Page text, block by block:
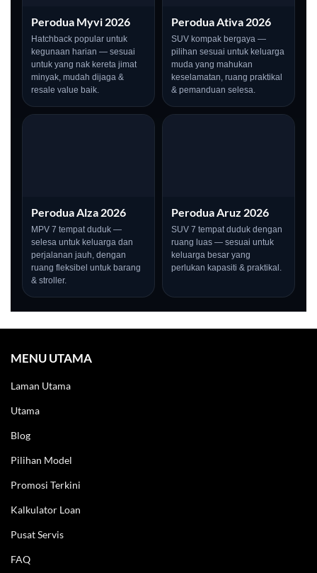
LIVE
Perodua Myvi 2026
Hatchback popular untuk
kegunaan harian — sesuai
untuk yang nak kereta jimat
minyak, mudah dijaga &
resale value baik.
Perodua Ativa 2026
SUV kompak bergaya —
pilihan sesuai untuk keluarga
muda yang mahukan
keselamatan, ruang praktikal
& pemanduan selesa.
Perodua Alza 2026
MPV 7 tempat duduk —
selesa untuk keluarga dan
perjalanan jauh, dengan
ruang fleksibel untuk barang
& stroller.
Perodua Aruz 2026
SUV 7 tempat duduk dengan
ruang luas — sesuai untuk
keluarga besar yang
perlukan kapasiti & praktikal.
MENU UTAMA
Laman Utama
Utama
Blog
Pilihan Model
Promosi Terkini
Kalkulator Loan
Pusat Servis
FAQ